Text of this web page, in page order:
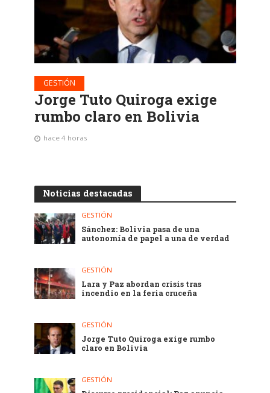
GESTIÓN
Jorge Tuto Quiroga exige
rumbo claro en Bolivia
hace 4 horas
Noticias destacadas
GESTIÓN
Sánchez: Bolivia pasa de una
autonomía de papel a una de verdad
GESTIÓN
Lara y Paz abordan crisis tras
incendio en la feria cruceña
GESTIÓN
Jorge Tuto Quiroga exige rumbo
claro en Bolivia
GESTIÓN